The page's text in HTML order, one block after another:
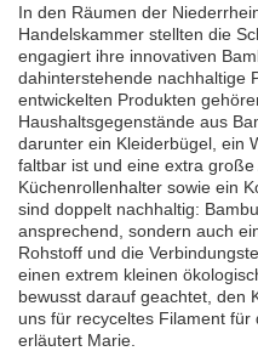
In den Räumen der
Handelskammer stellten die
engagiert ihre innovativen
dahinterstehende nachhaltige
entwickelten Produkten
Haushaltsgegenstände aus
darunter ein Kleiderbügel, ein
faltbar ist und eine extra
Küchenrollenhalter sowie ein
sind doppelt nachhaltig:
ansprechend, sondern auch
Rohstoff und die
einen extrem kleinen
bewusst darauf geachtet, den
uns für recyceltes Filament für
erläutert Marie.